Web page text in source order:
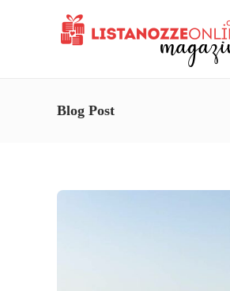
Blog Post